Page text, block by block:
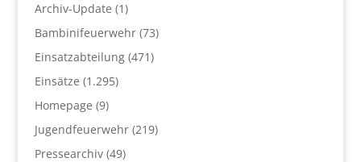
Archiv-Update (1)
Bambinifeuerwehr(73)
Einsatzabteilung(471)
Einsätze (1.295)
Homepage (9)
Jugendfeuerwehr(219)
Pressearchiv(49)